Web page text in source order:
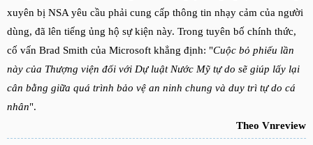
xuyên bị NSA yêu cầu phải cung cấp thông tin nhạy cảm của người
dùng, đã lên tiếng ủng hộ sự kiện này. Trong tuyên bố chính thức,
cố vấn Brad Smith của Microsoft khẳng định: "Cuộc bỏ phiếu lần
này của Thượng viện đối với Dự luật Nước Mỹ tự do sẽ giúp lấy lại
cân bằng giữa quá trình bảo vệ an ninh chung và duy trì tự do cá
nhân".
Theo Vnreview